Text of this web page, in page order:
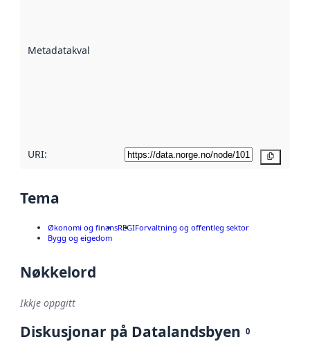
Metadatakvalitet
URI:
Tema
Økonomi og finansREGIForvaltning og offentleg sektor
Bygg og eigedom
Nøkkelord
Ikkje oppgitt
Diskusjonar på Datalandsbyen 0